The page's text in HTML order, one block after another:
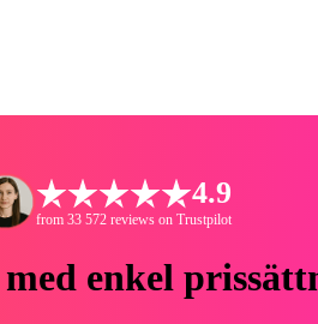
4.9
from 33 572 reviews on Trustpilot
enkel